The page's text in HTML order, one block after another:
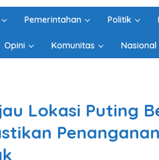
Pemerintahan Politik
Opini Komunitas Nasional
Lokasi Puting